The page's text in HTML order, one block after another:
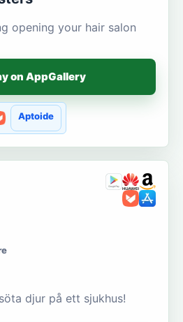
opening your hair salon
on AppGallery
Aptoide
djur på ett sjukhus!